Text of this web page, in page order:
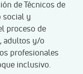
de Técnicos de
social y
proceso de
adultos y/o
profesionales
inclusivo.